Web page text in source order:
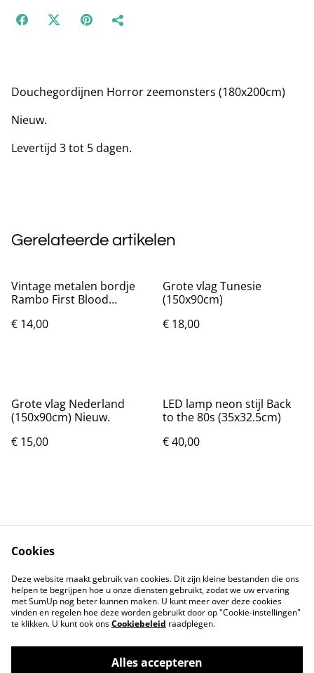
Douchegordijnen Horror zeemonsters (180x200cm)
Nieuw.
Levertijd 3 tot 5 dagen.
Gerelateerde artikelen
Vintage metalen bordje
Rambo First Blood
€ 14,00
Grote vlag Tunesie
(150x90cm)
€ 18,00
Grote vlag Nederland
(150x90cm) Nieuw.
€ 15,00
LED lamp neon stijl Back
to the 80s (35x32.5cm)
€ 40,00
Contact
Voorwaarden
Privacybeleid
Cookiebeleid
Cookies
Deze website maakt gebruik van cookies. Dit zijn kleine bestanden die ons
helpen te begrijpen hoe u onze diensten gebruikt, zodat we uw ervaring
met SumUp nog beter kunnen maken. U kunt meer over deze cookies
vinden en regelen hoe deze worden gebruikt door op "Cookie-instellingen"
te klikken. U kunt ook onsCookiebeleid raadplegen.
Alles accepteren